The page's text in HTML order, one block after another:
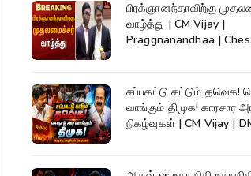
பிரக்ஞானந்தாவிற்கு
வாழ்த்து | CM Vijay |
Praggnanandhaa |
சப்பகட்டு கட்டும் தவெக!
வாங்கும் திமுக! காரசார
நிகழ்வுகள் | CM Vijay |